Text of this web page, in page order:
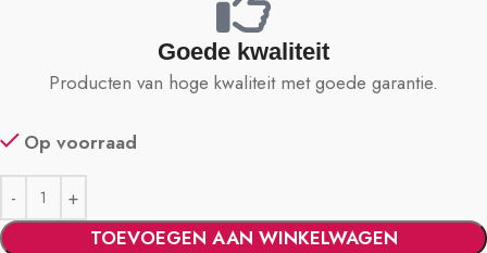
Goede kwaliteit
Producten van hoge kwaliteit met goede garantie.
Op voorraad
TOEVOEGEN AAN WINKELWAGEN